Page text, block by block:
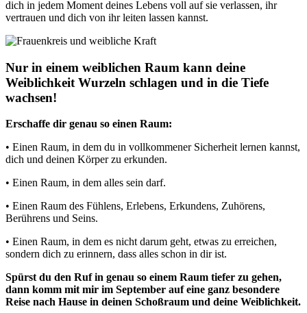
dich in jedem Moment deines Lebens voll auf sie verlassen, ihr
vertrauen und dich von ihr leiten lassen kannst.
Nur in einem weiblichen Raum kann deine
Weiblichkeit Wurzeln schlagen und in die Tiefe
wachsen!
Erschaffe dir genau so einen Raum:
• Einen Raum, in dem du in vollkommener Sicherheit lernen kannst,
dich und deinen Körper zu erkunden.
• Einen Raum, in dem alles sein darf.
• Einen Raum des Fühlens, Erlebens, Erkundens, Zuhörens,
Berührens und Seins.
• Einen Raum, in dem es nicht darum geht, etwas zu erreichen,
sondern dich zu erinnern, dass alles schon in dir ist.
Spürst du den Ruf in genau so einem Raum tiefer zu gehen,
dann komm mit mir im September auf eine ganz besondere
Reise nach Hause in deinen Schoßraum und deine Weiblichkeit.